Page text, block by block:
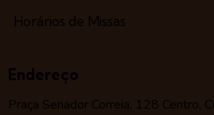
Horários de Missas
Endereço
Praça Senador Correia, 128 Centro,